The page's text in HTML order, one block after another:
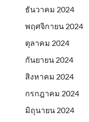
ธันวาคม 2024
พฤศจิกายน 2024
ตุลาคม 2024
กันยายน 2024
สิงหาคม 2024
กรกฎาคม 2024
มิถุนายน 2024